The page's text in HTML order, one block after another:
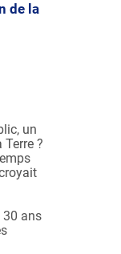
après au plan
la CGT, secrétaire
de la
un
?
30 ans